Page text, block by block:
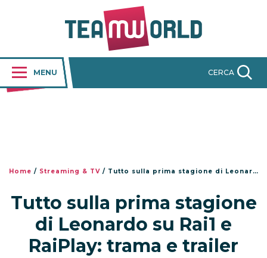
MENU CERCA
Home / Streaming & TV / Tutto sulla prima stagione di Leonardo su Rai1 e RaiPlay: trama e trailer
Tutto sulla prima stagione
di Leonardo su Rai1 e
RaiPlay: trama e trailer